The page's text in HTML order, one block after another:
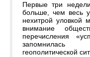
Первые три
больше, чем весь
нехитрой уловкой
внимание
перечисления
запомнилась
геополитической